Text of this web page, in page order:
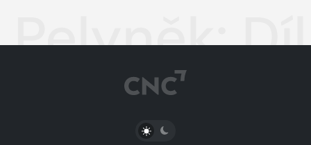
Pelyněk:
PŘEPNOUT SVĚTLÝ/TMAVÝ REŽIM